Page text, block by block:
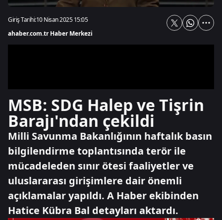
Giriş Tarihi:10 Nisan 2025 15:05
ahaber.com.tr Haber Merkezi
MSB: SDG Halep ve Tişrin
Barajı'ndan çekildi
Milli Savunma Bakanlığının haftalık basın
bilgilendirme toplantısında terör ile
mücadeleden sınır ötesi faaliyetler ve
uluslararası girişimlere dair önemli
açıklamalar yapıldı. A Haber ekibinden
Hatice Kübra Bal detayları aktardı.